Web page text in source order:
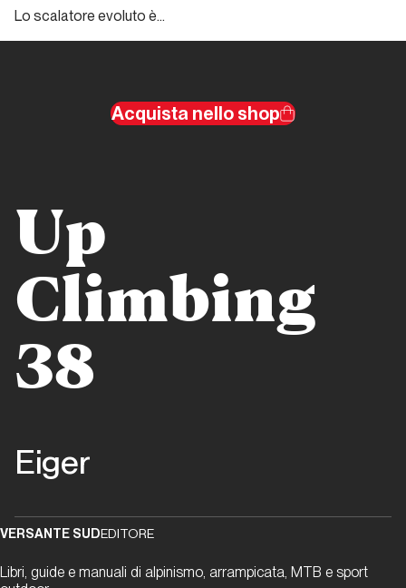
la Vie
Possessione
da Eiger
sull’Eiger
Ratatat
Top Routes
Lo scalatore evoluto è…
Up
Climbing
38
Eiger
Acquista nello shop
VERSANTE SUDEDITORE
Libri, guide e manuali di alpinismo, arrampicata, MTB e sport